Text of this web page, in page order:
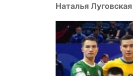
Наталья Луговская